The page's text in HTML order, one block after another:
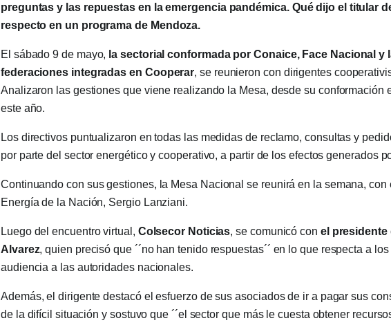
preguntas y las repuestas en la emergencia pandémica. Qué dijo el titular
respecto en un programa de Mendoza.
El sábado 9 de mayo, la sectorial conformada por Conaice, Face Nacional y
federaciones integradas en Cooperar, se reunieron con dirigentes
Analizaron las gestiones que viene realizando la Mesa, desde su conformación
este año.
Los directivos puntualizaron en todas las medidas de reclamo, consultas y
por parte del sector energético y cooperativo, a partir de los efectos generados
Continuando con sus gestiones, la Mesa Nacional se reunirá en la semana, con
Energía de la Nación, Sergio Lanziani.
Luego del encuentro virtual, Colsecor Noticias, se comunicó con el presidente
Alvarez, quien precisó que ´´no han tenido respuestas´´ en lo que respecta a
audiencia a las autoridades nacionales.
Además, el dirigente destacó el esfuerzo de sus asociados de ir a pagar sus
de la difícil situación y sostuvo que ´´el sector que más le cuesta obtener